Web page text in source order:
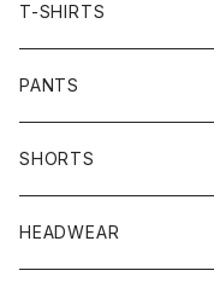
T-SHIRTS
PANTS
SHORTS
HEADWEAR